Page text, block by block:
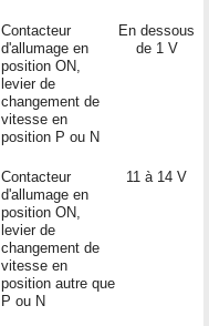
Contacteur
d'allumage en
position ON,
levier de
changement de
vitesse en
position P ou N
En dessous
de 1 V
Contacteur
d'allumage en
position ON,
levier de
changement de
vitesse en
position autre que
P ou N
11 à 14 V